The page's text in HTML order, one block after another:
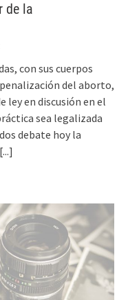
de la
con sus cuerpos
del aborto,
ley en discusión en el
sea legalizada
debate hoy la
[...]